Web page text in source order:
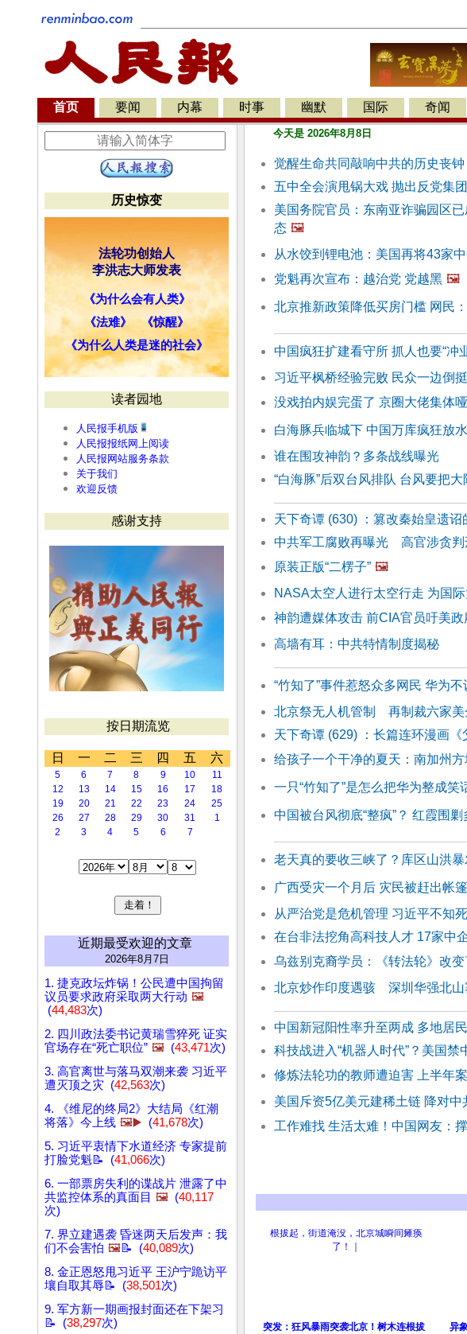
首页 要闻 内幕 时事 幽默 国际 奇闻
历史惊变
法轮功创始人
李洪志大师发表
《为什么会有人类》
《法难》
《惊醒》
《为什么人类是迷的社会》
读者园地
人民报手机版
人民报报纸网上阅读
人民报网站服务条款
关于我们
欢迎反馈
感谢支持
按日期流览
日 一 二 三 四 五 六
5 6 7 8 9 10
11
12
13 14 15 16 17
18
19
20 21 22 23 24
25
26
27 28 29 30 31
1
2
3 4 5 6 7
近期最受欢迎的文章
2026年8月7日
1. 捷克政坛炸锅！公民遭中国拘留
议员要求政府采取两大行动 🖼️
(44,483次)
2. 四川政法委书记黄瑞雪猝死 证实
官场存在“死亡职位” 🖼️ (43,471次)
3. 高官离世与落马双潮来袭 习近平
遭灭顶之灾 (42,563次)
4. 《维尼的终局2》大结局《红潮
将落》今上线 🖼️▶️ (41,678次)
5. 习近平衷情下水道经济 专家提前
打脸党魁📝 (41,066次)
6. 一部票房失利的谍战片 泄露了中
共监控体系的真面目 🖼️ (40,117
次)
7. 界立建遇袭 昏迷两天后发声：我
们不会害怕 🖼️📝 (40,089次)
8. 金正恩怒甩习近平 王沪宁跪访平
壤自取其辱📝 (38,501次)
9. 军方新一期画报封面还在下架习
📝 (38,297次)
今天是 2026年8月8日
觉醒生命共同敲响中共的历史丧钟
五中全会演甩锅大戏 抛出反党集
美国务院官员：东南亚诈骗园区
态 🖼️
从水饺到锂电池：美国再将43家
党魁再次宣布：越治党 党越黑 🖼️
北京推新政策降低买房门槛 网民
中国疯狂扩建看守所 抓人也要“冲
习近平枫桥经验完败 民众一边倒
没戏拍内娱完蛋了 京圈大佬集体
白海豚兵临城下 中国万库疯狂放水
谁在围攻神韵？多条战线曝光
“白海豚”后双台风排队 台风要把大
天下奇谭 (630) ：篡改秦始皇遗诏
中共军工腐败再曝光 高官涉贪判
原装正版“二楞子” 🖼️
NASA太空人进行太空行走 为国
神韵遭媒体攻击 前CIA官员吁美政
高墙有耳：中共特情制度揭秘
“竹知了”事件惹怒众多网民 华为不
北京祭无人机管制 再制裁六家美
天下奇谭 (629) ：长篇连环漫画
给孩子一个干净的夏天：南加州
一只“竹知了”是怎么把华为整成笑
中国被台风彻底“整疯”？ 红霞围
老天真的要收三峡了？库区山洪
广西受灾一个月后 灾民被赶出帐篷
从严治党是危机管理 习近平不知
在台非法挖角高科技人才 17家中
乌兹别克裔学员：《转法轮》改
北京炒作印度遇骇 深圳华强北山
中国新冠阳性率升至两成 多地居
科技战进入“机器人时代”？美国禁
修炼法轮功的教师遭迫害 上半年
美国斥资5亿美元建稀土链 降对中
工作难找 生活太难！中国网友：
突发：狂风暴雨突袭北京！树木连根拔
异